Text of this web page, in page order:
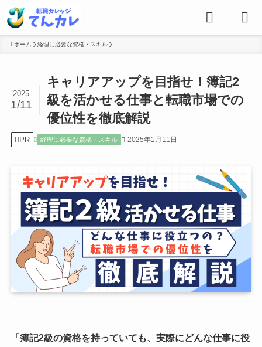
ホーム 経理に必要な資格・スキル
キャリアアップを目指せ！簿記2
級を活かせる仕事と転職市場での
優位性を徹底解説
2025
1/11
PR 経理に必要な資格・スキル 2025年1月11日
「簿記2級の資格を持っていても、実際にどんな仕事に役